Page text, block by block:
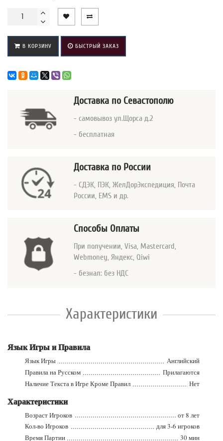
В КОРЗИНУ БЫСТРЫЙ ЗАКАЗ
Доставка по Севастополю
- самовывоз ул.Щорса д.2
- бесплатная
Доставка по России
- СДЭК, ПЭК, ЖелДорЭкспедиция, Почта
России, EMS и др.
Способы Оплаты
При получении, Visa, Mastercard,
Webmoney, Яндекс, Qiwi
- безнал: без НДС
Характеристики
Язык Игры и Правила
Язык Игры
Английский
Правила на Русском
Прилагаются
Наличие Текста в Игре Кроме Правил
Нет
Характеристики
Возраст Игроков
от 8 лет
Кол-во Игроков
для 3-6 игроков
Время Партии
30 мин